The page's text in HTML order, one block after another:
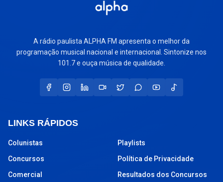
A rádio paulista ALPHA FM apresenta o melhor da
programação musical nacional e internacional. Sintonize nos
101.7 e ouça música de qualidade.
LINKS RÁPIDOS
Colunistas
Concursos
Comercial
Playlists
Política de Privacidade
Resultados dos Concursos